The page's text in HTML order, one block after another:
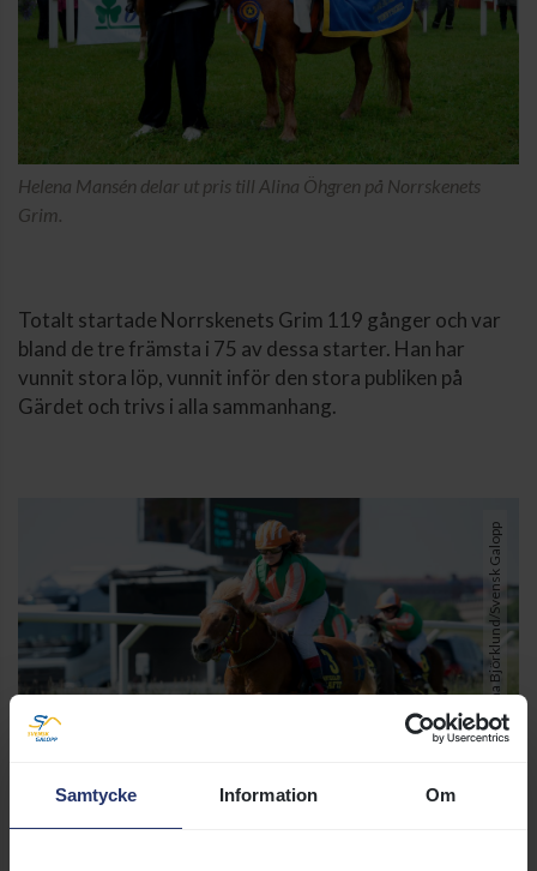
Samtycke Information Om
Helena Mansén delar ut pris till Alina Öhgren på Norrskenets
Grim.
Totalt startade Norrskenets Grim 119 gånger och var
bland de tre främsta i 75 av dessa starter. Han har
vunnit stora löp, vunnit inför den stora publiken på
Gärdet och trivs i alla sammanhang.
Foto: Elina Björklund/Svensk Galopp